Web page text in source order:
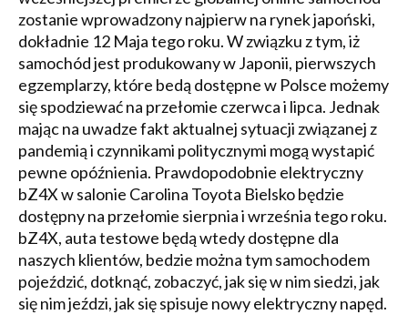
zostanie wprowadzony najpierw na rynek japoński,
dokładnie 12 Maja tego roku. W związku z tym, iż
samochód jest produkowany w Japonii, pierwszych
egzemplarzy, które bedą dostępne w Polsce możemy
się spodziewać na przełomie czerwca i lipca. Jednak
mając na uwadze fakt aktualnej sytuacji związanej z
pandemią i czynnikami politycznymi mogą wystapić
pewne opóźnienia. Prawdopodobnie elektryczny
bZ4X w salonie Carolina Toyota Bielsko będzie
dostępny na przełomie sierpnia i września tego roku.
bZ4X, auta testowe będą wtedy dostępne dla
naszych klientów, bedzie można tym samochodem
pojeździć, dotknąć, zobaczyć, jak się w nim siedzi, jak
się nim jeździ, jak się spisuje nowy elektryczny napęd.